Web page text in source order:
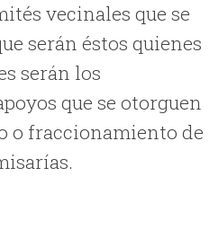
vecinales que se
serán éstos quienes
serán los
que se otorguen
o fraccionamiento de